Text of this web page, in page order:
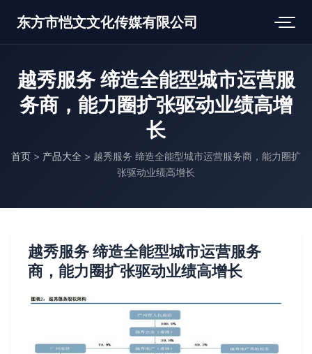
东方市恺文文化传媒有限公司
越秀服务 缔造全能型城市运营服
务商，能力圈扩张驱动业绩高增
长
首页 > 产品大全 > 越秀服务 缔造全能型城市运营服务商，能力圈扩
张驱动业绩高增长
越秀服务 缔造全能型城市运营服务
商，能力圈扩张驱动业绩高增长